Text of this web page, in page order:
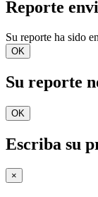
Reporte
Su reporte ha sido
OK
Su reporte
OK
Escriba su
×